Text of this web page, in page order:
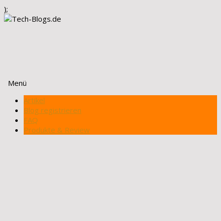
);
Menü
Zum
Inhalt
springen
Artikel
Blog registrieren
FAQ
Produkte & Review